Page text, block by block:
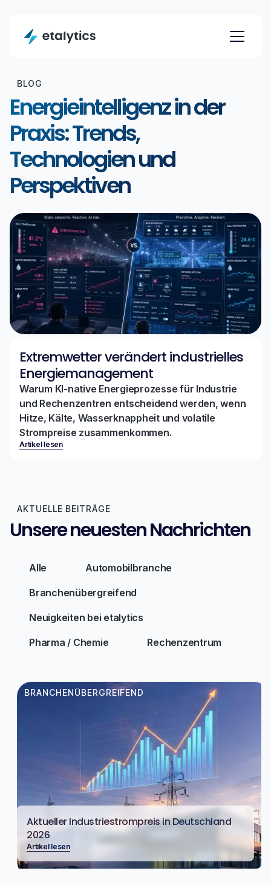
BLOG
Energieintelligenz in der
Praxis: Trends,
Technologien und
Perspektiven
Extremwetter verändert industrielles
Energiemanagement
Warum KI-native Energieprozesse für Industrie
und Rechenzentren entscheidend werden, wenn
Hitze, Kälte, Wasserknappheit und volatile
Strompreise zusammenkommen.
Artikel lesen
AKTUELLE BEITRÄGE
Unsere neuesten Nachrichten
Alle Automobilbranche
Branchenübergreifend
Neuigkeiten bei etalytics
Pharma / Chemie Rechenzentrum
BRANCHENÜBERGREIFEND
Aktueller Industriestrompreis in Deutschland
2026
Artikel lesen